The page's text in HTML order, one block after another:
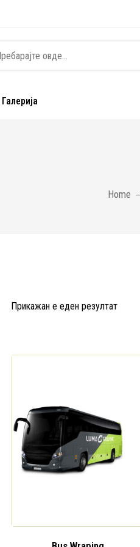
Галерија
Home
Прикажан е еден резултат